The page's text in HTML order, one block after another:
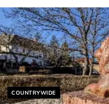
Helyszín címkék:
COUNTRYWIDE